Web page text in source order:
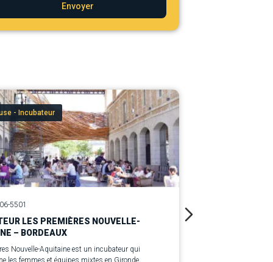
Envoyer
- Incubateur
5501
LES PREMIÈRES NOUVELLE-
– BORDEAUX
Nouvelle-Aquitaine est un incubateur qui
les femmes et équipes mixtes en Gironde,